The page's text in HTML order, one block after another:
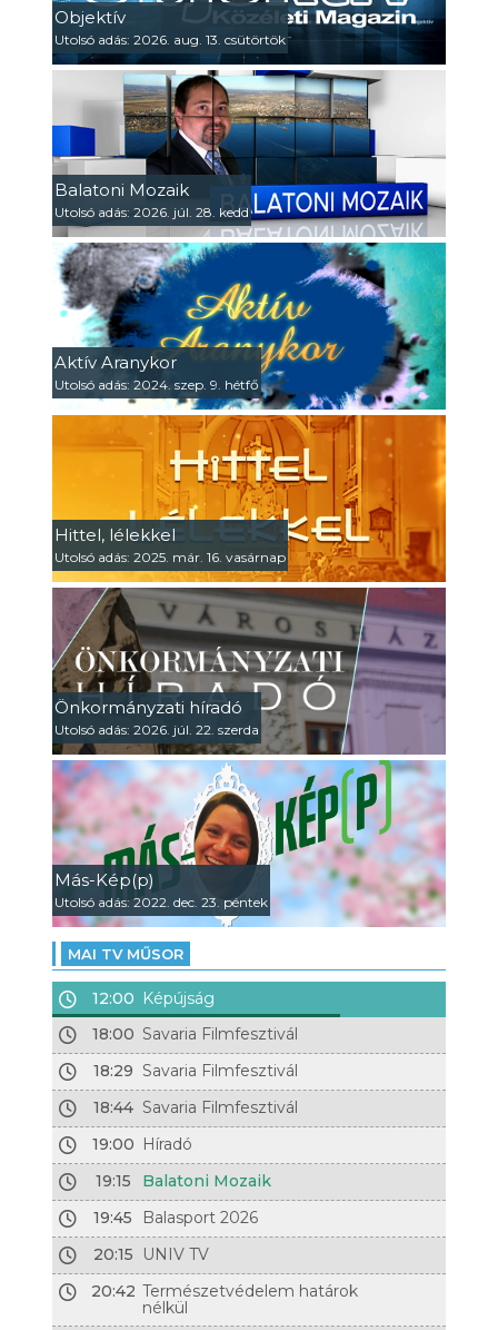
Objektív
Utolsó adás: 2026. aug. 13. csütörtök
Balatoni Mozaik
Utolsó adás: 2026. júl. 28. kedd
Aktív Aranykor
Utolsó adás: 2024. szep. 9. hétfő
Hittel, lélekkel
Utolsó adás: 2025. már. 16. vasárnap
Önkormányzati híradó
Utolsó adás: 2026. júl. 22. szerda
Más-Kép(p)
Utolsó adás: 2022. dec. 23. péntek
MAI TV MŰSOR
12:00 Képújság
18:00 Savaria Filmfesztivál
18:29 Savaria Filmfesztivál
18:44 Savaria Filmfesztivál
19:00 Híradó
19:15
Balatoni Mozaik
19:45
Balasport 2026
20:15
UNIV TV
20:42 Természetvédelem határok
nélkül